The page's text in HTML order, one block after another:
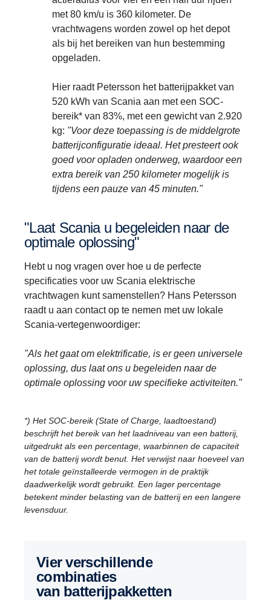
met 80 km/u is 360 kilometer. De
vrachtwagens worden zowel op het depot
als bij het bereiken van hun bestemming
opgeladen.
Hier raadt Petersson het batterijpakket van
520 kWh van Scania aan met een SOC-
bereik* van 83%, met een gewicht van 2.920
kg: "Voor deze toepassing is de middelgrote
batterijconfiguratie ideaal. Het presteert ook
goed voor opladen onderweg, waardoor een
extra bereik van 250 kilometer mogelijk is
tijdens een pauze van 45 minuten."
"Laat Scania u begeleiden naar de
optimale oplossing"
Hebt u nog vragen over hoe u de perfecte
specificaties voor uw Scania elektrische
vrachtwagen kunt samenstellen? Hans Petersson
raadt u aan contact op te nemen met uw lokale
Scania-vertegenwoordiger:
"Als het gaat om elektrificatie, is er geen universele
oplossing, dus laat ons u begeleiden naar de
optimale oplossing voor uw specifieke activiteiten."
*) Het SOC-bereik (State of Charge, laadtoestand)
beschrijft het bereik van het laadniveau van een batterij,
uitgedrukt als een percentage, waarbinnen de capaciteit
van de batterij wordt benut. Het verwijst naar hoeveel van
het totale geïnstalleerde vermogen in de praktijk
daadwerkelijk wordt gebruikt. Een lager percentage
betekent minder belasting van de batterij en een langere
levensduur.
Vier verschillende
combinaties
van batterijpakketten